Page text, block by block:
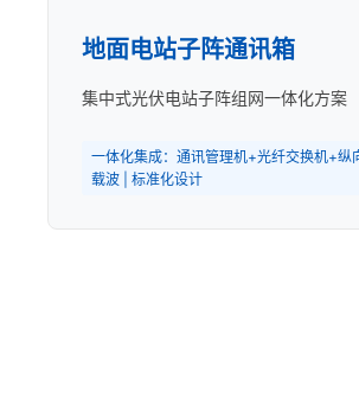
地面电站子阵通讯箱
集中式光伏电站子阵组网一体化方案
一体化集成：通讯管理机+光纤交换机+纵
载波 | 标准化设计